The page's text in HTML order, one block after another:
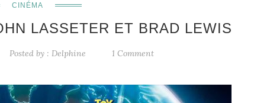
CINÉMA
LASSETER ET BRAD LEWIS
Posted by : Delphine 1 Comment